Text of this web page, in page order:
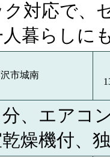
対応で、
暮らしに
市城南
、エアコ
燥機付、